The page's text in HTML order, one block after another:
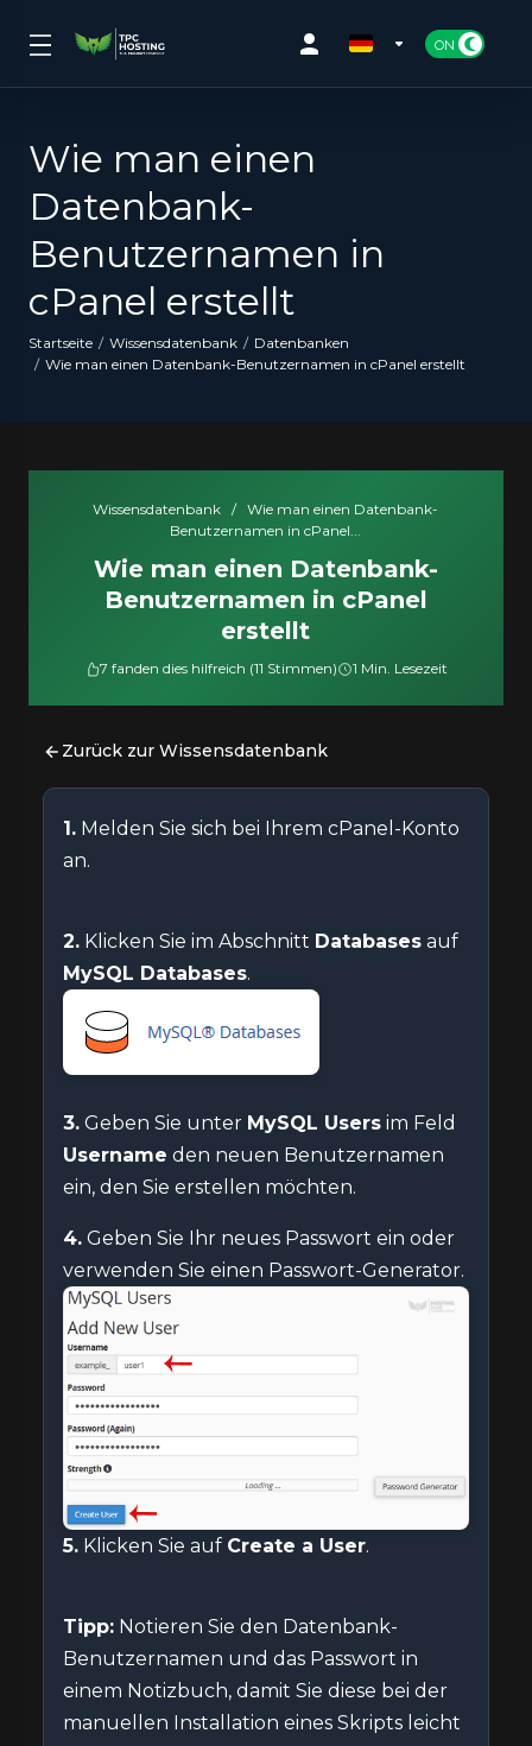
Wie man einen
Datenbank-
Benutzernamen in
cPanel erstellt
Startseite Wissensdatenbank
Datenbanken
Wie man einen Datenbank-Benutzernamen in cPanel erstellt
Wissensdatenbank / Wie man einen Datenbank-
Benutzernamen in cPanel...
Wie man einen Datenbank-
Benutzernamen in cPanel
erstellt
7 fanden dies hilfreich (11 Stimmen) 1 Min. Lesezeit
Zurück zur Wissensdatenbank
1. Melden Sie sich bei Ihrem cPanel-Konto
an.
2. Klicken Sie im Abschnitt Databases auf
MySQL Databases.
3. Geben Sie unter MySQL Users im Feld
Username den neuen Benutzernamen
ein, den Sie erstellen möchten.
4. Geben Sie Ihr neues Passwort ein oder
verwenden Sie einen Passwort-Generator.
5. Klicken Sie auf Create a User.
Tipp: Notieren Sie den Datenbank-
Benutzernamen und das Passwort in
einem Notizbuch, damit Sie diese bei der
manuellen Installation eines Skripts leicht